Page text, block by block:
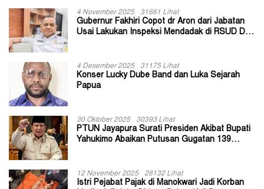
4 November 2025 31661 Lihat
Gubernur Fakhiri Copot dr Aron dari Jabatan
Usai Lakukan Inspeksi Mendadak di RSUD Dok
4 Desember 2025 31175 Lihat
Konser Lucky Dube Band dan Luka Sejarah
Papua
30 Oktober 2025 30393 Lihat
PTUN Jayapura Surati Presiden Akibat Bupati
Yahukimo Abaikan Putusan Gugatan 139
12 November 2025 28132 Lihat
Istri Pejabat Pajak di Manokwari Jadi Korban